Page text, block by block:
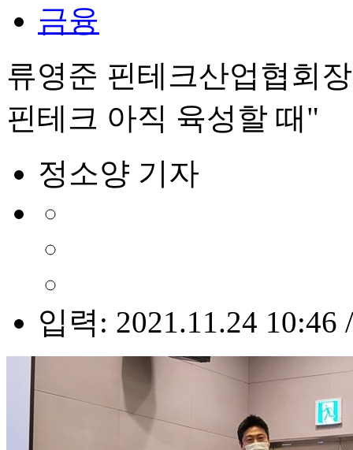
금융
류영준 핀테크산업협회
핀테크 아직 육성할 때"
정소양 기자
입력: 2021.11.24 10:46